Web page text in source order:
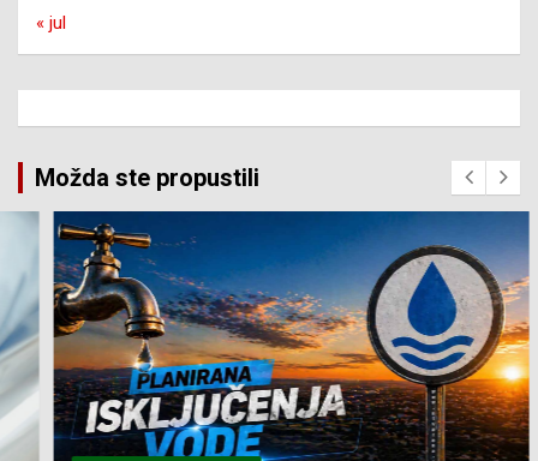
« jul
Možda ste propustili